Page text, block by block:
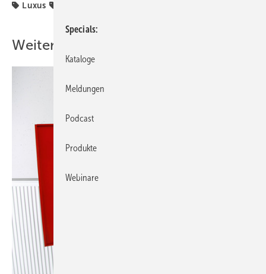
Luxus
Weitere Inhalte
Specials
Kataloge
Meldungen
Podcast
Produkte
Webinare